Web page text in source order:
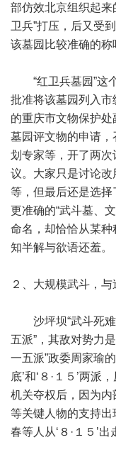
部仿效北京组织起来
卫兵”打压，后又受
该墓园比较准确的称
“红卫兵墓园”这
批准将该墓园列入
的重庆市文物保护
墓园评文物的申请
划专家等，开了两
议。大家只是讨论
等，但最后还是选择
更准确的“武斗墓、
命名，却恰恰从某
知半解与欲语还羞。
２、大规模武斗，
沙坪坝“武斗死难
五派”，其敌对势力
一五派”政委周家瑜
底’和‘８·１５’两派
机关夺权后，因为
等关键人物的支持
春等人从‘８·１５’出